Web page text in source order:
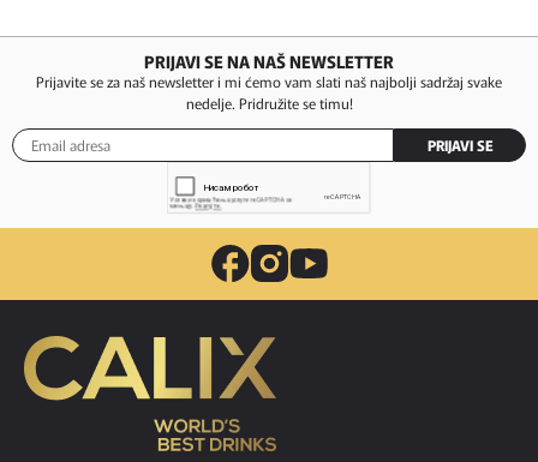
PRIJAVI SE NA NAŠ NEWSLETTER
Prijavite se za naš newsletter i mi ćemo vam slati naš najbolji sadržaj svake
nedelje. Pridružite se timu!
PRIJAVI SE